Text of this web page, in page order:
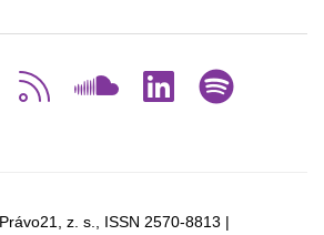
z. s., ISSN 2570-8813 |
RSS